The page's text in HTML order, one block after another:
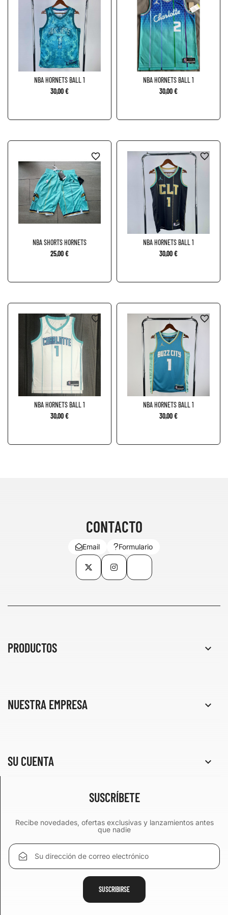
NBA HORNETS BALL 1
30,00 €
NBA HORNETS BALL 1
30,00 €
NBA SHORTS HORNETS
25,00 €
favorite_border
NBA HORNETS BALL 1
30,00 €
favorite_border
NBA HORNETS BALL 1
30,00 €
favorite_border
NBA HORNETS BALL 1
30,00 €
favorite_border
CONTACTO
Email Formulario
Twitter InstagramTikTok
PRODUCTOS 
NUESTRA EMPRESA 
SU CUENTA 
SUSCRÍBETE
Recibe novedades, ofertas exclusivas y lanzamientos antes
que nadie